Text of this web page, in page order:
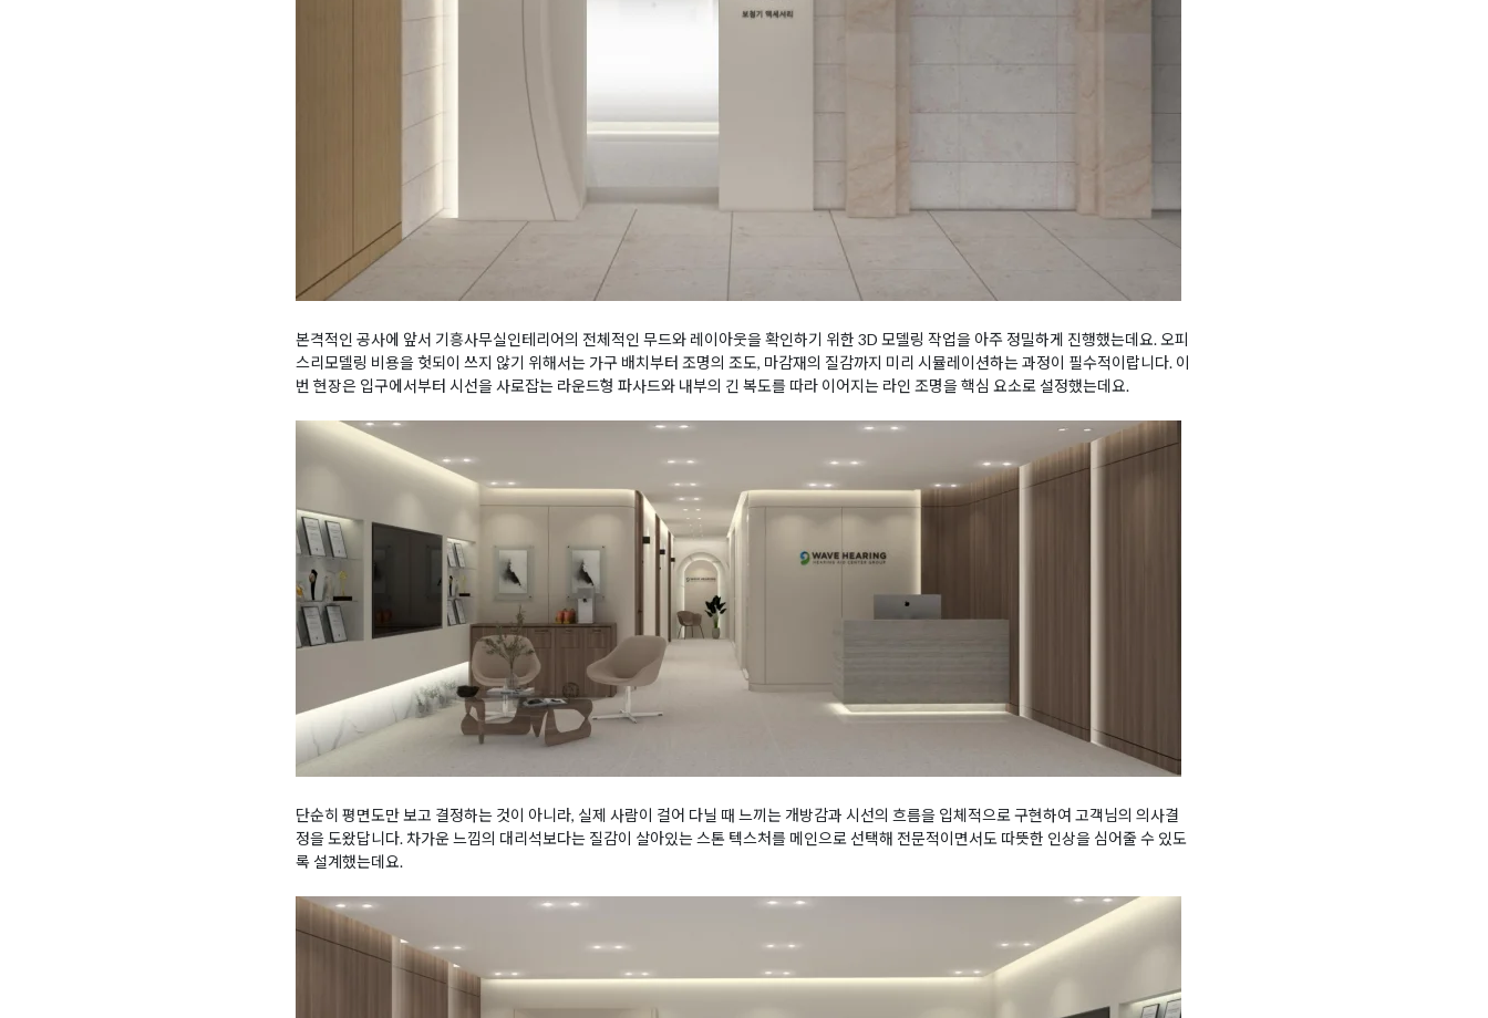
본격적인 공사에 앞서 기흥사무실인테리어의 전체적인 무드와 레이아웃을 확인하기 위한 3D 모델링 작업을 아주 정밀하게 진행했는데요. 오피
스리모델링 비용을 헛되이 쓰지 않기 위해서는 가구 배치부터 조명의 조도, 마감재의 질감까지 미리 시뮬레이션하는 과정이 필수적이랍니다. 이
번 현장은 입구에서부터 시선을 사로잡는 라운드형 파사드와 내부의 긴 복도를 따라 이어지는 라인 조명을 핵심 요소로 설정했는데요.
단순히 평면도만 보고 결정하는 것이 아니라, 실제 사람이 걸어 다닐 때 느끼는 개방감과 시선의 흐름을 입체적으로 구현하여 고객님의 의사결
정을 도왔답니다. 차가운 느낌의 대리석보다는 질감이 살아있는 스톤 텍스처를 메인으로 선택해 전문적이면서도 따뜻한 인상을 심어줄 수 있도
록 설계했는데요.